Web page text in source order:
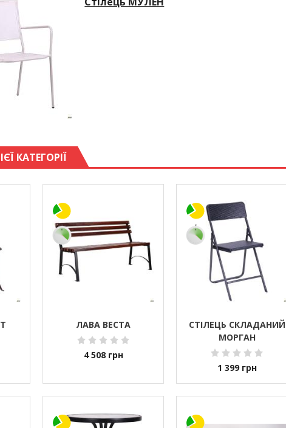
КАТЕГОРІЇ
ЛАВА ВЕСТА
4 508 грн
СТІЛЕЦЬ СКЛАДАНИЙ
МОРГАН
1 399 грн